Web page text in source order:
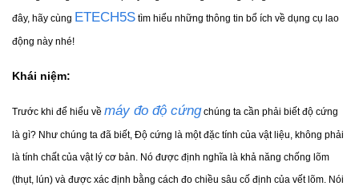
đây, hãy cùng ETECH5S tìm hiểu những thông tin bổ ích về dụng cụ lao
động này nhé!
Khái niệm:
Trước khi để hiểu về máy đo độ cứng chúng ta cần phải biết độ cứng
là gì? Như chúng ta đã biết, Độ cứng là một đặc tính của vật liệu, không phải
là tính chất của vật lý cơ bản. Nó được định nghĩa là khả năng chống lõm
(thụt, lún) và được xác định bằng cách đo chiều sâu cố định của vết lõm. Nói